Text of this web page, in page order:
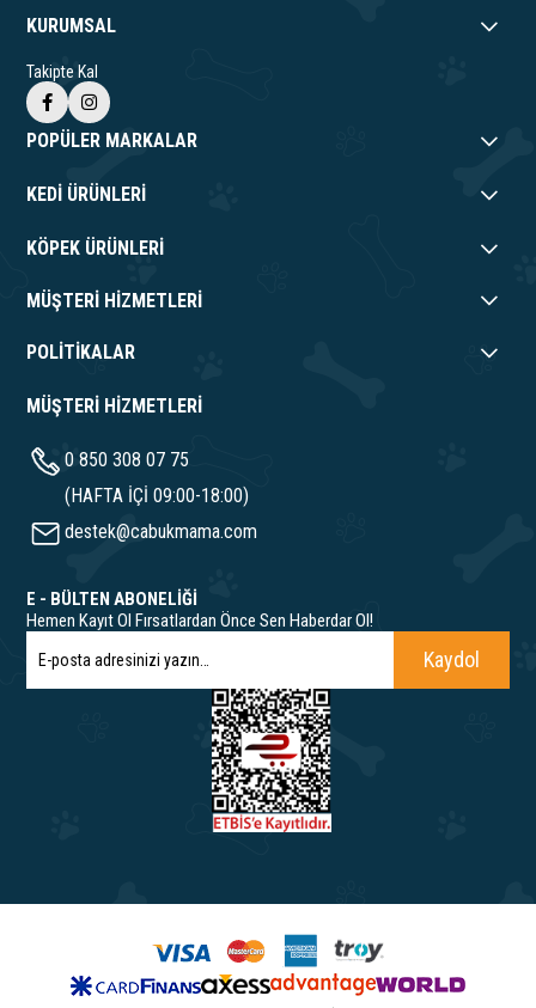
KURUMSAL
Takipte Kal
POPÜLER MARKALAR
KEDİ ÜRÜNLERİ
KÖPEK ÜRÜNLERİ
MÜŞTERİ HİZMETLERİ
POLİTİKALAR
MÜŞTERİ HİZMETLERİ
0 850 308 07 75
(HAFTA İÇİ 09:00-18:00)
destek@cabukmama.com
E - BÜLTEN ABONELİĞİ
Hemen Kayıt Ol Fırsatlardan Önce Sen Haberdar Ol!
Kaydol